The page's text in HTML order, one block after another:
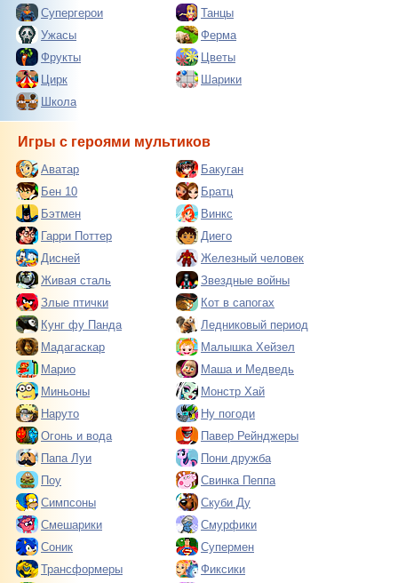
Супергерои
Танцы
Ужасы
Ферма
Фрукты
Цветы
Цирк
Шарики
Школа
Игры с героями мультиков
Аватар
Бакуган
Бен 10
Братц
Бэтмен
Винкс
Гарри Поттер
Диего
Дисней
Железный человек
Живая сталь
Звездные войны
Злые птички
Кот в сапогах
Кунг фу Панда
Ледниковый период
Мадагаскар
Малышка Хейзел
Марио
Маша и Медведь
Миньоны
Монстр Хай
Наруто
Ну погоди
Огонь и вода
Павер Рейнджеры
Папа Луи
Пони дружба
Поу
Свинка Пеппа
Симпсоны
Скуби Ду
Смешарики
Смурфики
Соник
Супермен
Трансформеры
Фиксики